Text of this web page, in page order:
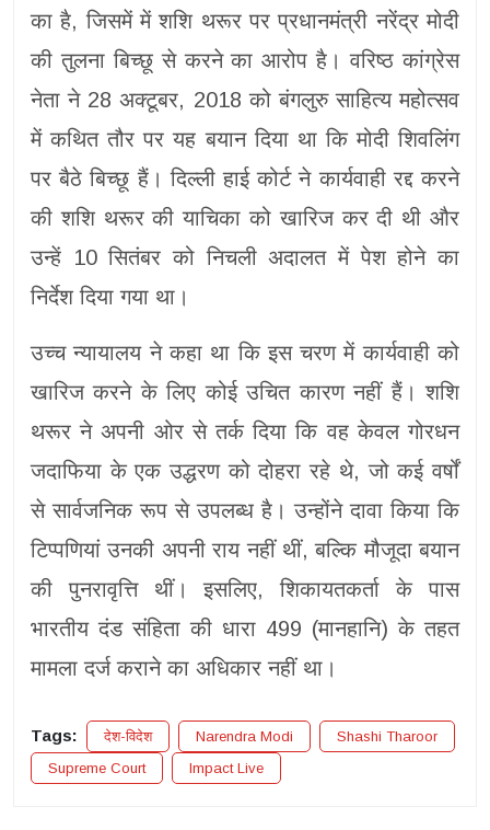
का है, जिसमें में शशि थरूर पर प्रधानमंत्री नरेंद्र मोदी
की तुलना बिच्छू से करने का आरोप है। वरिष्ठ कांग्रेस
नेता ने 28 अक्टूबर, 2018 को बंगलुरु साहित्य महोत्सव
में कथित तौर पर यह बयान दिया था कि मोदी शिवलिंग
पर बैठे बिच्छू हैं। दिल्ली हाई कोर्ट ने कार्यवाही रद्द करने
की शशि थरूर की याचिका को खारिज कर दी थी और
उन्हें 10 सितंबर को निचली अदालत में पेश होने का
निर्देश दिया गया था।
उच्च न्यायालय ने कहा था कि इस चरण में कार्यवाही को
खारिज करने के लिए कोई उचित कारण नहीं हैं। शशि
थरूर ने अपनी ओर से तर्क दिया कि वह केवल गोरधन
जदाफिया के एक उद्धरण को दोहरा रहे थे, जो कई वर्षों
से सार्वजनिक रूप से उपलब्ध है। उन्होंने दावा किया कि
टिप्पणियां उनकी अपनी राय नहीं थीं, बल्कि मौजूदा बयान
की पुनरावृत्ति थीं। इसलिए, शिकायतकर्ता के पास
भारतीय दंड संहिता की धारा 499 (मानहानि) के तहत
मामला दर्ज कराने का अधिकार नहीं था।
Tags: देश-विदेश Narendra Modi
Shashi Tharoor
Supreme Court
Impact Live